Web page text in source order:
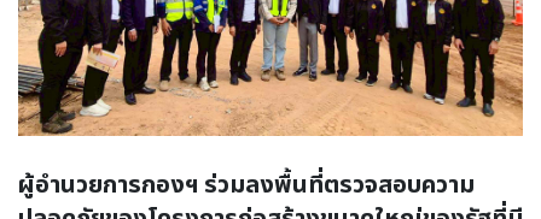
ผู้อำนวยการกองฯ ร่วมลงพื้นที่ตรวจสอบความ